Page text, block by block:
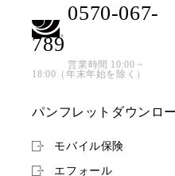
0570-067-
789
営業時間 10:00 ~
18:00（年末年始を除く）
パンフレットダウンロ
モバイル保険
エフォール